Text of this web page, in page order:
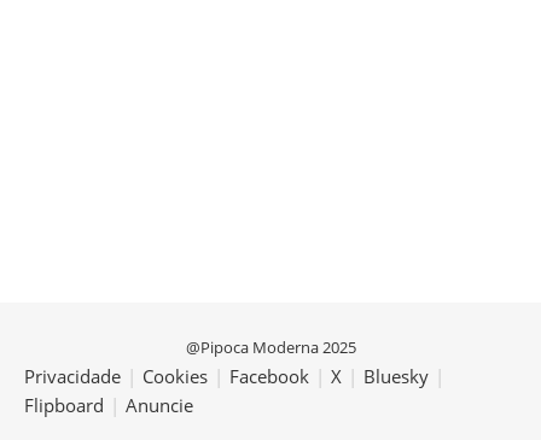
@Pipoca Moderna 2025
Privacidade | Cookies | Facebook | X | Bluesky |
Flipboard | Anuncie